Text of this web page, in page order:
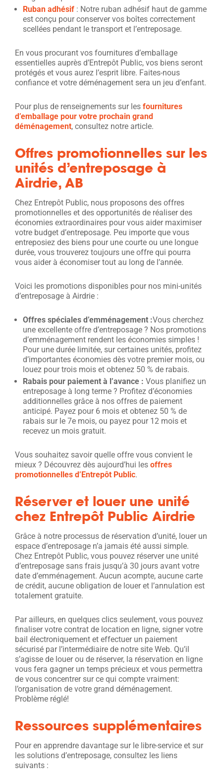
Ruban adhésif : Notre ruban adhésif haut de gamme
est conçu pour conserver vos boîtes correctement
scellées pendant le transport et l’entreposage.
En vous procurant vos fournitures d’emballage
essentielles auprès d’Entrepôt Public, vos biens seront
protégés et vous aurez l’esprit libre. Faites-nous
confiance et votre déménagement sera un jeu d’enfant.
Pour plus de renseignements sur les fournitures
d’emballage pour votre prochain grand
déménagement, consultez notre article.
Offres promotionnelles sur les
unités d’entreposage à
Airdrie, AB
Chez Entrepôt Public, nous proposons des offres
promotionnelles et des opportunités de réaliser des
économies extraordinaires pour vous aider maximiser
votre budget d’entreposage. Peu importe que vous
entreposiez des biens pour une courte ou une longue
durée, vous trouverez toujours une offre qui pourra
vous aider à économiser tout au long de l’année.
Voici les promotions disponibles pour nos mini-unités
d’entreposage à Airdrie :
Offres spéciales d’emménagement :Vous cherchez
une excellente offre d’entreposage ? Nos promotions
d’emménagement rendent les économies simples !
Pour une durée limitée, sur certaines unités, profitez
d’importantes économies dès votre premier mois, ou
louez pour trois mois et obtenez 50 % de rabais.
Rabais pour paiement à l’avance : Vous planifiez un
entreposage à long terme ? Profitez d’économies
additionnelles grâce à nos offres de paiement
anticipé. Payez pour 6 mois et obtenez 50 % de
rabais sur le 7e mois, ou payez pour 12 mois et
recevez un mois gratuit.
Vous souhaitez savoir quelle offre vous convient le
mieux ? Découvrez dès aujourd’hui les offres
promotionnelles d’Entrepôt Public.
Réserver et louer une unité
chez Entrepôt Public Airdrie
Grâce à notre processus de réservation d’unité, louer un
espace d’entreposage n’a jamais été aussi simple.
Chez Entrepôt Public, vous pouvez réserver une unité
d’entreposage sans frais jusqu’à 30 jours avant votre
date d’emménagement. Aucun acompte, aucune carte
de crédit, aucune obligation de louer et l’annulation est
totalement gratuite.
Par ailleurs, en quelques clics seulement, vous pouvez
finaliser votre contrat de location en ligne, signer votre
bail électroniquement et effectuer un paiement
sécurisé par l’intermédiaire de notre site Web. Qu’il
s’agisse de louer ou de réserver, la réservation en ligne
vous fera gagner un temps précieux et vous permettra
de vous concentrer sur ce qui compte vraiment:
l’organisation de votre grand déménagement.
Problème réglé!
Ressources supplémentaires
Pour en apprendre davantage sur le libre-service et sur
les solutions d’entreposage, consultez les liens
suivants :